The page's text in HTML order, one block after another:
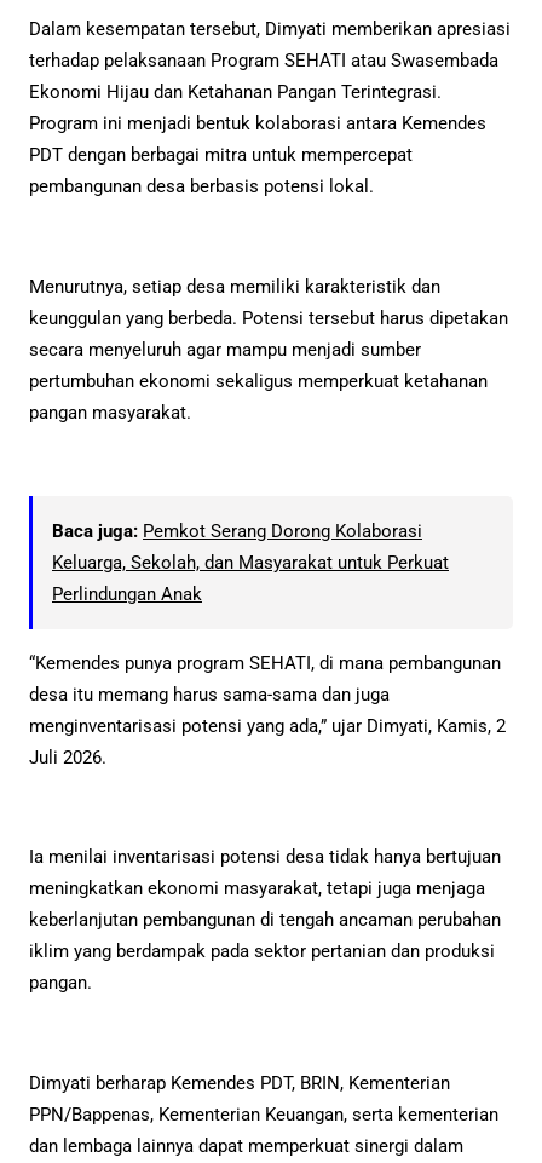
Dalam kesempatan tersebut, Dimyati memberikan apresiasi
terhadap pelaksanaan Program SEHATI atau Swasembada
Ekonomi Hijau dan Ketahanan Pangan Terintegrasi.
Program ini menjadi bentuk kolaborasi antara Kemendes
PDT dengan berbagai mitra untuk mempercepat
pembangunan desa berbasis potensi lokal.
Menurutnya, setiap desa memiliki karakteristik dan
keunggulan yang berbeda. Potensi tersebut harus dipetakan
secara menyeluruh agar mampu menjadi sumber
pertumbuhan ekonomi sekaligus memperkuat ketahanan
pangan masyarakat.
Baca juga: Pemkot Serang Dorong Kolaborasi
Keluarga, Sekolah, dan Masyarakat untuk Perkuat
Perlindungan Anak
“Kemendes punya program SEHATI, di mana pembangunan
desa itu memang harus sama-sama dan juga
menginventarisasi potensi yang ada,” ujar Dimyati, Kamis, 2
Juli 2026.
Ia menilai inventarisasi potensi desa tidak hanya bertujuan
meningkatkan ekonomi masyarakat, tetapi juga menjaga
keberlanjutan pembangunan di tengah ancaman perubahan
iklim yang berdampak pada sektor pertanian dan produksi
pangan.
Dimyati berharap Kemendes PDT, BRIN, Kementerian
PPN/Bappenas, Kementerian Keuangan, serta kementerian
dan lembaga lainnya dapat memperkuat sinergi dalam